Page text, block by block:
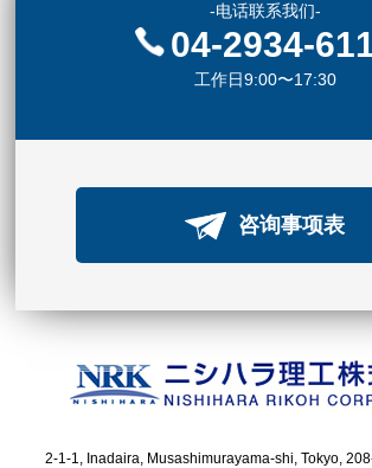
-电话联系我们-
04-2934-
工作日9:00〜17:30
咨询事项表
2-1-1, Inadaira, Musashimurayama-shi, Tokyo,